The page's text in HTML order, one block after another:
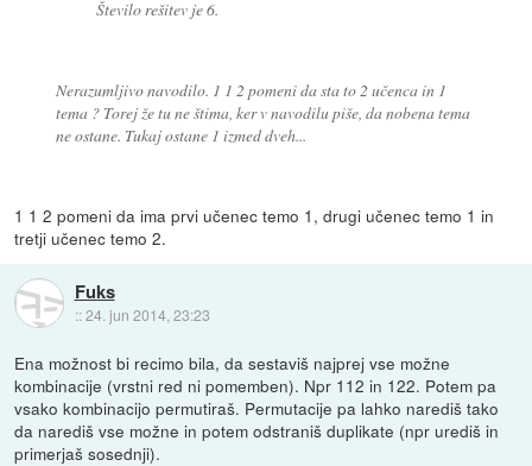
Število rešitev je 6.
Nerazumljivo navodilo. 1 1 2 pomeni da sta to 2 učenca in 1
tema ? Torej že tu ne štima, ker v navodilu piše, da nobena tema
ne ostane. Tukaj ostane 1 izmed dveh...
1 1 2 pomeni da ima prvi učenec temo 1, drugi učenec temo 1 in
tretji učenec temo 2.
Fuks
::24. jun 2014, 23:23
Ena možnost bi recimo bila, da sestaviš najprej vse možne
kombinacije (vrstni red ni pomemben). Npr 112 in 122. Potem pa
vsako kombinacijo permutiraš. Permutacije pa lahko narediš tako
da narediš vse možne in potem odstraniš duplikate (npr urediš in
primerjaš sosednji).